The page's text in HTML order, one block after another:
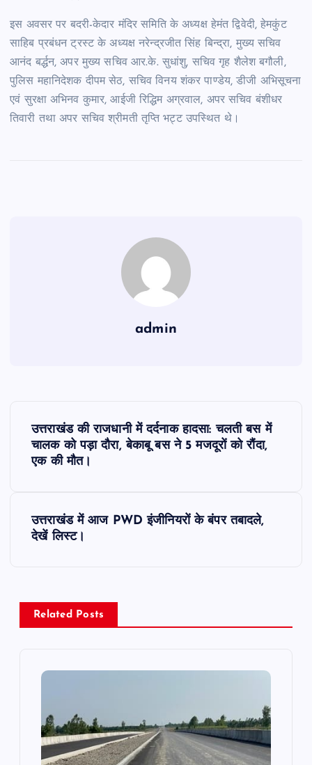
इस अवसर पर बदरी-केदार मंदिर समिति के अध्यक्ष हेमंत द्विवेदी, हेमकुंट
साहिब प्रबंधन ट्रस्ट के अध्यक्ष नरेन्द्रजीत सिंह बिन्द्रा, मुख्य सचिव
आनंद बर्द्धन, अपर मुख्य सचिव आर.के. सुधांशु, सचिव गृह शैलेश बगौली,
पुलिस महानिदेशक दीपम सेठ, सचिव विनय शंकर पाण्डेय, डीजी अभिसूचना
एवं सुरक्षा अभिनव कुमार, आईजी रिद्धिम अग्रवाल, अपर सचिव बंशीधर
तिवारी तथा अपर सचिव श्रीमती तृप्ति भट्ट उपस्थित थे।
admin
v
उत्तराखंड की राजधानी में दर्दनाक हादसा: चलती बस में
चालक को पड़ा दौरा, बेकाबू बस ने 5 मजदूरों को रौंदा,
एक की मौत।
उत्तराखंड में आज PWD इंजीनियरों के बंपर तबादले,
देखें लिस्ट।
Related Posts